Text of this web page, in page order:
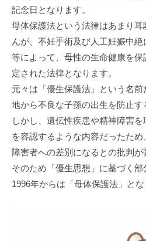
記念日となります。
母体保護法という法律はあまり
んが、不妊手術及び人工妊娠中
等によって、母性の生命健康を保
定された法律となります。
元々は「優生保護法」という名
地から不良な子孫の出生を防止す
しかし、遺伝性疾患や精神障害
を容認するような内容だったた
障害者への差別になるとの批判が
そのため「優生思想」に基づく部
1996年からは「母体保護法」とな